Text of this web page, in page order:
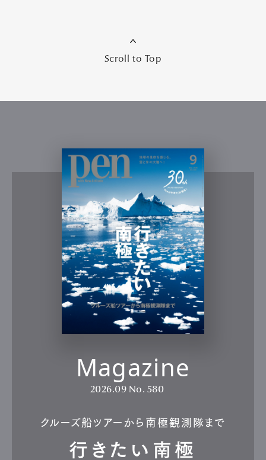
Scroll to Top
Magazine
2026.09 No. 580
クルーズ船ツアーから南極観測隊まで
行きたい南極